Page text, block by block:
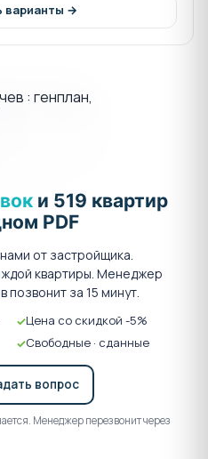
варианты →
и 519 квартир
PDF
от застройщика.
квартиры. Менеджер
за 15 минут.
Цена со скидкой -5%
Свободные · сданные
вопрос
Менеджер перезвонит через